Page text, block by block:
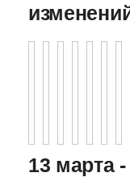
13 марта